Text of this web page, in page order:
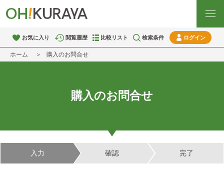
お気に入り 閲覧履歴 比較リスト 検索条件 ログイン
ホーム 購入のお問合せ
購入のお問合せ
入力 確認 完了